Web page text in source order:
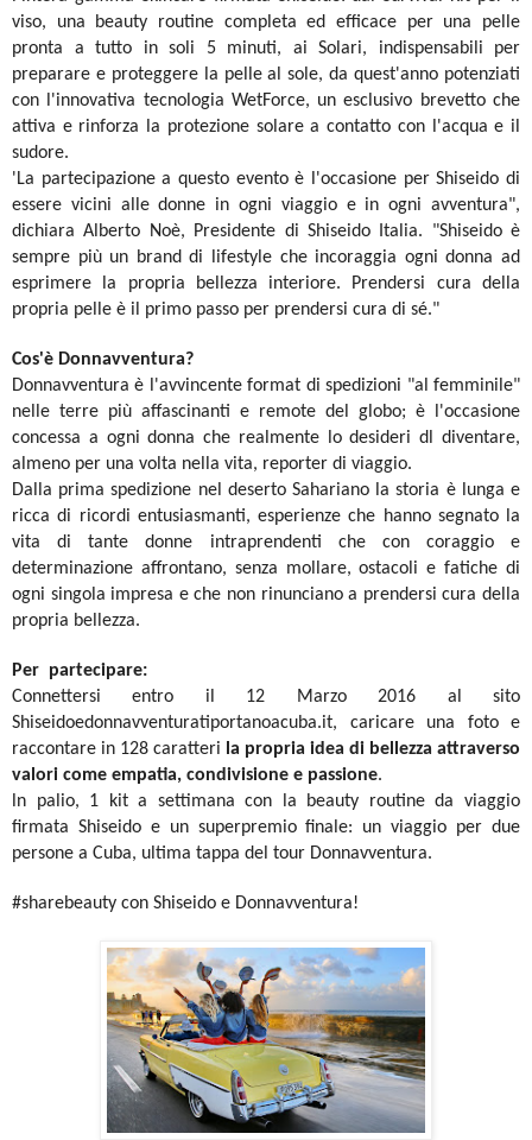
viso, una beauty routine completa ed efficace per una pelle
pronta a tutto in soli 5 minuti, ai Solari, indispensabili per
preparare e proteggere la pelle al sole, da quest'anno potenziati
con l'innovativa tecnologia WetForce, un esclusivo brevetto che
attiva e rinforza la protezione solare a contatto con l'acqua e il
sudore.
'La partecipazione a questo evento è l'occasione per Shiseido di
essere vicini alle donne in ogni viaggio e in ogni avventura",
dichiara Alberto Noè, Presidente di Shiseido Italia. "Shiseido è
sempre più un brand di lifestyle che incoraggia ogni donna ad
esprimere la propria bellezza interiore. Prendersi cura della
propria pelle è il primo passo per prendersi cura di sé."
Cos'è Donnavventura?
Donnavventura è l'avvincente format di spedizioni "al femminile"
nelle terre più affascinanti e remote del globo; è l'occasione
concessa a ogni donna che realmente lo desideri dl diventare,
almeno per una volta nella vita, reporter di viaggio.
Dalla prima spedizione nel deserto Sahariano la storia è lunga e
ricca di ricordi entusiasmanti, esperienze che hanno segnato la
vita di tante donne intraprendenti che con coraggio e
determinazione affrontano, senza mollare, ostacoli e fatiche di
ogni singola impresa e che non rinunciano a prendersi cura della
propria bellezza.
Per partecipare:
Connettersi entro il 12 Marzo 2016 al sito
Shiseidoedonnavventuratiportanoacuba.it, caricare una foto e
raccontare in 128 caratteri la propria idea di bellezza attraverso
valori come empatia, condivisione e passione.
ln palio, 1 kit a settimana con la beauty routine da viaggio
firmata Shiseido e un superpremio finale: un viaggio per due
persone a Cuba, ultima tappa del tour Donnavventura.
#sharebeauty con Shiseido e Donnavventura!